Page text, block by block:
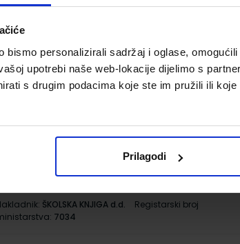
bismo personalizirali sadržaj i oglase,
upotrebi naše web-lokacije dijelimo s
s drugim podacima koje ste im pružili ili
Prilagodi
SVIJET 2; radna bilježnica informatike u
drugom razredu osnovne škole
Autor(i):
Josipa Blagus Marijana Šundov Ana
ŠKOLSKA KNJIGA d.d.
Registarski broj
7002-DOM
prirode i društva s dodatnim digitalnim
sadržajima u drugom razredu osnovne
ŠKOLSKA KNJIGA d.d.
Registarski broj
7034